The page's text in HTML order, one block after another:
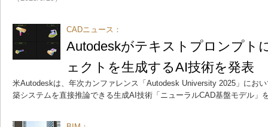
CADニュース：
Autodeskがテキストプロンプト
ェクトを生成するAI技術を発表
米Autodeskは、年次カンファレンス「Autodesk University 2025」にお
築システムを直接推論できる生成AI技術「ニューラルCAD基盤モデル」